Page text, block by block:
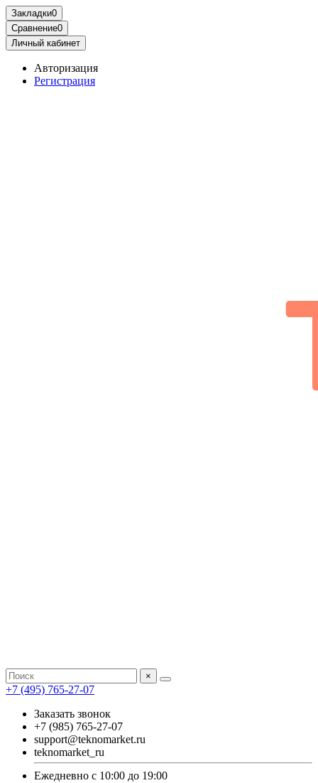
Закладки0
Сравнение0
Личный кабинет
Авторизация
Регистрация
×
+7 (495) 765-27-07
Заказать звонок
+7 (985) 765-27-07
support@teknomarket.ru
teknomarket_ru
Ежедневно с 10:00 до 19:00